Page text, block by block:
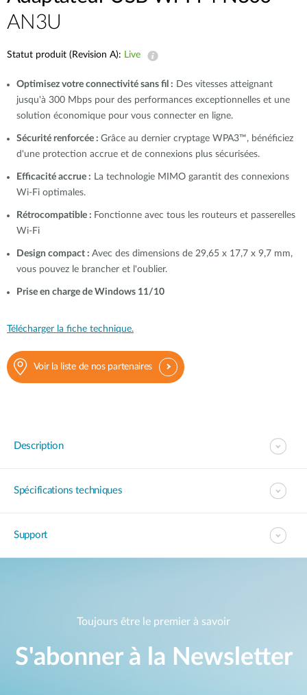
AN3U
Statut produit (Revision A): Live
Optimisez votre connectivité sans fil : Des vitesses atteignant
jusqu'à 300 Mbps pour des performances exceptionnelles et une
solution économique pour vous connecter en ligne.
Sécurité renforcée : Grâce au dernier cryptage WPA3™, bénéficiez
d'une protection accrue et de connexions plus sécurisées.
Efficacité accrue : La technologie MIMO garantit des connexions
Wi-Fi optimales.
Rétrocompatible : Fonctionne avec tous les routeurs et passerelles
Wi-Fi
Design compact : Avec des dimensions de 29,65 x 17,7 x 9,7 mm,
vous pouvez le brancher et l'oublier.
Prise en charge de Windows 11/10
Télécharger la fiche technique.
Voir la liste de nos partenaires
Description
Spécifications techniques
Support
Toujours être le premier à savoir
S'abonner à la Newsletter